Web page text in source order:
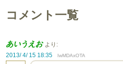
コメント一覧
あいうえお より:
2013/ 4/ 15 18:35
IwMDAxOTA